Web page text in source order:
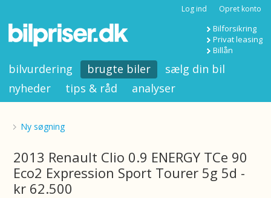
Log ind Opret konto
Bilforsikring
Privat leasing
Billån
bilvurdering brugte biler
sælg din bil
nyheder
tips & råd analyser
Ny søgning
2013 Renault Clio 0.9 ENERGY TCe 90
Eco2 Expression Sport Tourer 5g 5d -
kr 62.500